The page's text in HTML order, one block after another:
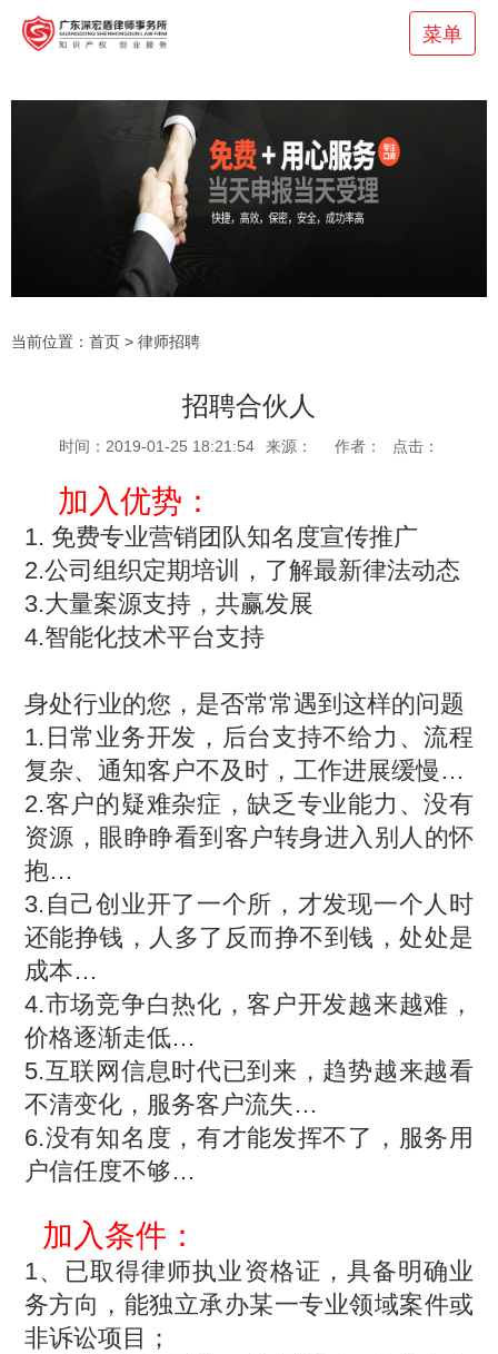
菜单
当前位置： 首页 > 律师招聘
招聘合伙人
时间：2019-01-25 18:21:54 来源： 作者： 点击：
加入优势：
1. 免费专业营销团队知名度宣传推广
2.公司组织定期培训，了解最新律法动态
3.大量案源支持，共赢发展
4.智能化技术平台支持
身处行业的您，是否常常遇到这样的问题
1.日常业务开发，后台支持不给力、流程
复杂、通知客户不及时，工作进展缓慢…
2.客户的疑难杂症，缺乏专业能力、没有
资源，眼睁睁看到客户转身进入别人的怀
抱…
3.自己创业开了一个所，才发现一个人时
还能挣钱，人多了反而挣不到钱，处处是
成本…
4.市场竞争白热化，客户开发越来越难，
价格逐渐走低…
5.互联网信息时代已到来，趋势越来越看
不清变化，服务客户流失…
6.没有知名度，有才能发挥不了，服务用
户信任度不够…
加入条件：
1、已取得律师执业资格证，具备明确业
务方向，能独立承办某一专业领域案件或
非诉讼项目；